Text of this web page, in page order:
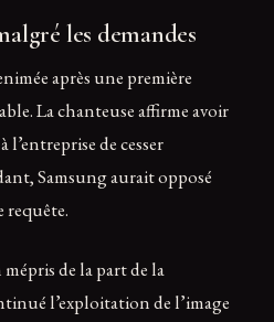
les demandes
après une première
La chanteuse affirme avoir
l’entreprise de cesser
Samsung aurait opposé
requête.
de la part de la
l’exploitation de l’image